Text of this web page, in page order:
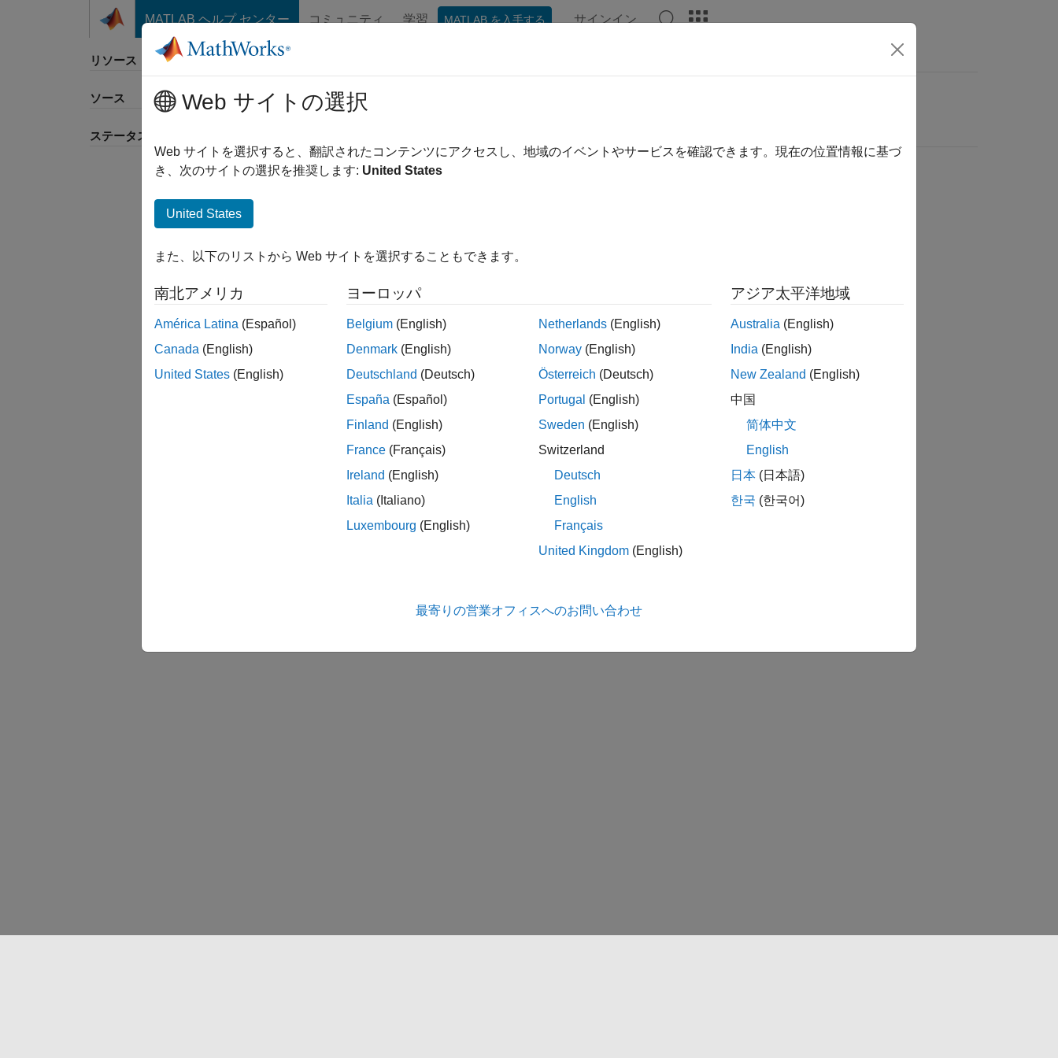
コンテンツへスキップ
MATLAB ヘルプ センター コミュニティ 学習 MATLAB を入手する サインイン
リソース
ソース
ステータス
並べ替え
Web サイトの選択
Web サイトを選択すると、翻訳されたコンテンツにアクセスし、地域のイベントやサービスを確認できます。現在の位置情報に基づ
き、次のサイトの選択を推奨します: United States
United States
また、以下のリストから Web サイトを選択することもできます。
南北アメリカ
América Latina (Español)
Canada (English)
United States (English)
ヨーロッパ
Belgium (English)
Denmark (English)
Deutschland (Deutsch)
España (Español)
Finland (English)
France (Français)
Ireland (English)
Italia (Italiano)
Luxembourg (English)
Netherlands (English)
Norway (English)
Österreich (Deutsch)
Portugal (English)
Sweden (English)
Switzerland
Deutsch
English
Français
United Kingdom (English)
アジア太平洋地域
Australia (English)
India (English)
New Zealand (English)
中国
简体中文
English
日本 (日本語)
한국 (한국어)
最寄りの営業オフィスへのお問い合わせ